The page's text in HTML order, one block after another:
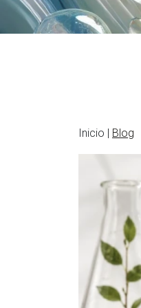
Inicio | Blog